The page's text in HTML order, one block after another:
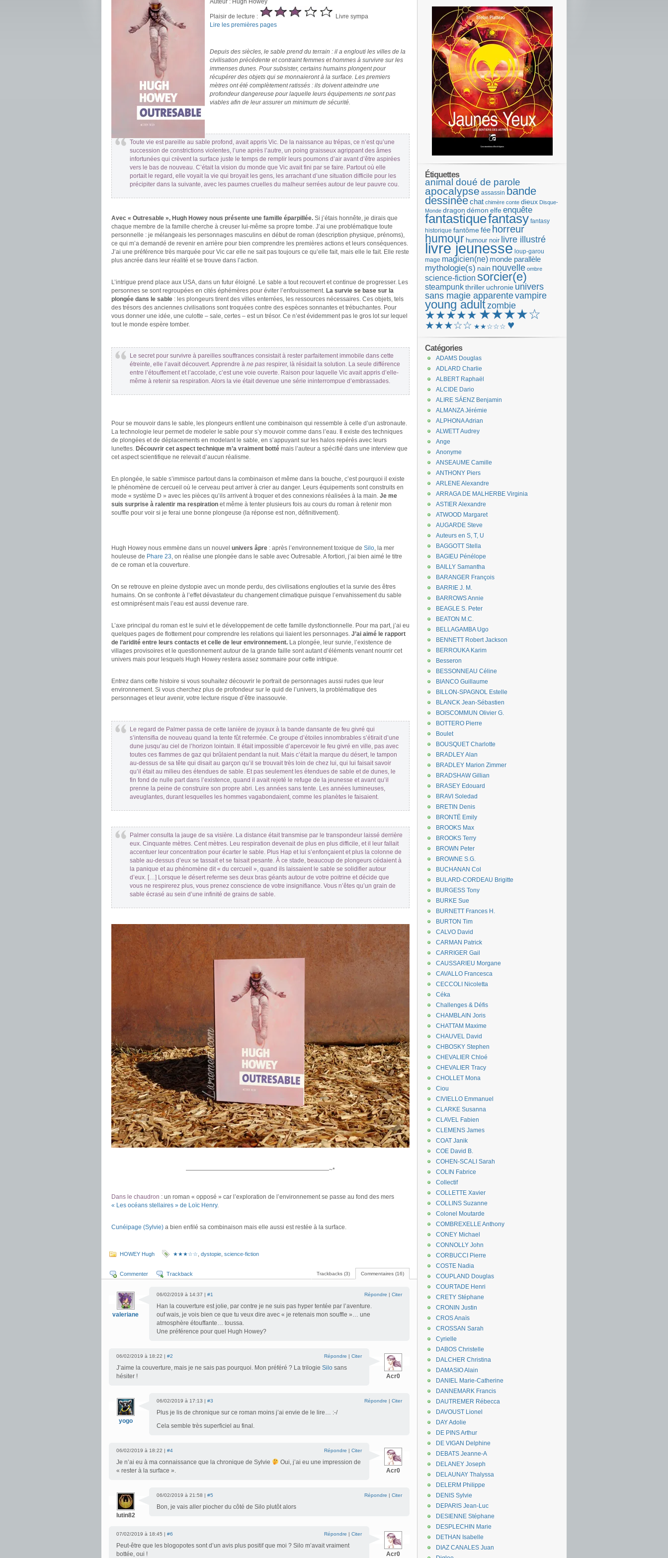
Auteur : Hugh Howey
Plaisir de lecture :
Livre sympa
Lire les premières pages
Depuis des siècles, le sable prend du terrain : il a englouti les villes de la
civilisation précédente et contraint femmes et hommes à survivre sur les
immenses dunes. Pour subsister, certains humains plongent pour
récupérer des objets qui se monnaieront à la surface. Les premiers
mètres ont été complètement ratissés : ils doivent atteindre une
profondeur dangereuse pour laquelle leurs équipements ne sont pas
viables afin de leur assurer un minimum de sécurité.
Toute vie est pareille au sable profond, avait appris Vic. De la naissance au trépas, ce n’est qu’une
succession de constrictions violentes, l’une après l’autre, un poing graisseux agrippant des âmes
infortunées qui crèvent la surface juste le temps de remplir leurs poumons d’air avant d’être aspirées
vers le bas de nouveau. C’était la vision du monde que Vic avait fini par se faire. Partout où elle
portait le regard, elle voyait la vie qui broyait les gens, les arrachant d’une situation difficile pour les
précipiter dans la suivante, avec les paumes cruelles du malheur serrées autour de leur pauvre cou.
Avec « Outresable », Hugh Howey nous présente une famille éparpillée. Si j’étais honnête, je dirais que
chaque membre de la famille cherche à creuser lui-même sa propre tombe. J’ai une problématique toute
personnelle : je mélangeais les personnages masculins en début de roman (description physique, prénoms),
ce qui m’a demandé de revenir en arrière pour bien comprendre les premières actions et leurs conséquences.
J’ai une préférence très marquée pour Vic car elle ne sait pas toujours ce qu’elle fait, mais elle le fait. Elle reste
plus ancrée dans leur réalité et se trouve dans l’action.
L’intrigue prend place aux USA, dans un futur éloigné. Le sable a tout recouvert et continue de progresser. Les
personnes se sont regroupées en cités éphémères pour éviter l’enfouissement. La survie se base sur la
plongée dans le sable : les plongeurs tirent des villes enterrées, les ressources nécessaires. Ces objets, tels
des trésors des anciennes civilisations sont troquées contre des espèces sonnantes et trébuchantes. Pour
vous donner une idée, une culotte – sale, certes – est un trésor. Ce n’est évidemment pas le gros lot sur lequel
tout le monde espère tomber.
Le secret pour survivre à pareilles souffrances consistait à rester parfaitement immobile dans cette
étreinte, elle l’avait découvert. Apprendre à ne pas respirer, là résidait la solution. La seule différence
entre l’étouffement et l’accolade, c’est une voie ouverte. Raison pour laquelle Vic avait appris d’elle-
même à retenir sa respiration. Alors la vie était devenue une série ininterrompue d’embrassades.
Pour se mouvoir dans le sable, les plongeurs enfilent une combinaison qui ressemble à celle d’un astronaute.
La technologie leur permet de modeler le sable pour s’y mouvoir comme dans l’eau. Il existe des techniques
de plongées et de déplacements en modelant le sable, en s’appuyant sur les halos repérés avec leurs
lunettes. Découvrir cet aspect technique m’a vraiment botté mais l’auteur a spécifié dans une interview que
cet aspect scientifique ne relevait d’aucun réalisme.
En plongée, le sable s’immisce partout dans la combinaison et même dans la bouche, c’est pourquoi il existe
le phénomène de cercueil où le cerveau peut arriver à crier au danger. Leurs équipements sont construits en
mode « système D » avec les pièces qu’ils arrivent à troquer et des connexions réalisées à la main. Je me
suis surprise à ralentir ma respiration et même à tenter plusieurs fois au cours du roman à retenir mon
souffle pour voir si je ferai une bonne plongeuse (la réponse est non, définitivement).
Hugh Howey nous emmène dans un nouvel univers âpre : après l’environnement toxique de Silo, la mer
houleuse de Phare 23, on réalise une plongée dans le sable avec Outresable. A fortiori, j’ai bien aimé le titre
de ce roman et la couverture.
On se retrouve en pleine dystopie avec un monde perdu, des civilisations englouties et la survie des êtres
humains. On se confronte à l’effet dévastateur du changement climatique puisque l’envahissement du sable
est omniprésent mais l’eau est aussi devenue rare.
L’axe principal du roman est le suivi et le développement de cette famille dysfonctionnelle. Pour ma part, j’ai eu
quelques pages de flottement pour comprendre les relations qui liaient les personnages. J’ai aimé le rapport
de l’aridité entre leurs contacts et celle de leur environnement. La plongée, leur survie, l’existence de
villages provisoires et le questionnement autour de la grande faille sont autant d’éléments venant nourrir cet
univers mais pour lesquels Hugh Howey restera assez sommaire pour cette intrigue.
Entrez dans cette histoire si vous souhaitez découvrir le portrait de personnages aussi rudes que leur
environnement. Si vous cherchez plus de profondeur sur le quid de l’univers, la problématique des
personnages et leur avenir, votre lecture risque d’être inassouvie.
Le regard de Palmer passa de cette lanière de joyaux à la bande dansante de feu givré qui
s’intensifia de nouveau quand la tente fût refermée. Ce groupe d’étoiles innombrables s’étirait d’une
dune jusqu’au ciel de l’horizon lointain. Il était impossible d’apercevoir le feu givré en ville, pas avec
toutes ces flammes de gaz qui brûlaient pendant la nuit. Mais c’était la marque du désert, le tampon
au-dessus de sa tête qui disait au garçon qu’il se trouvait très loin de chez lui, qui lui faisait savoir
qu’il était au milieu des étendues de sable. Et pas seulement les étendues de sable et de dunes, le
fin fond de nulle part dans l’existence, quand il avait rejeté le refuge de la jeunesse et avant qu’il
prenne la peine de construire son propre abri. Les années sans tente. Les années lumineuses,
aveuglantes, durant lesquelles les hommes vagabondaient, comme les planètes le faisaient.
Palmer consulta la jauge de sa visière. La distance était transmise par le transpondeur laissé derrière
eux. Cinquante mètres. Cent mètres. Leu respiration devenait de plus en plus difficile, et il leur fallait
accentuer leur concentration pour écarter le sable. Plus Hap et lui s’enfonçaient et plus la colonne de
sable au-dessus d’eux se tassait et se faisait pesante. À ce stade, beaucoup de plongeurs cédaient à
la panique et au phénomène dit « du cercueil », quand ils laissaient le sable se solidifier autour
d’eux. […] Lorsque le désert referme ses deux bras géants autour de votre poitrine et décide que
vous ne respirerez plus, vous prenez conscience de votre insignifiance. Vous n’êtes qu’un grain de
sable écrasé au sein d’une infinité de grains de sable.
————————————————————————~*
Dans le chaudron : un roman « opposé » car l’exploration de l’environnement se passe au fond des mers
« Les océans stellaires » de Loïc Henry.
Cunéipage (Sylvie) a bien enfilé sa combinaison mais elle aussi est restée à la surface.
HOWEY Hugh ★★★☆☆ dystopie science-fiction
Commentaires (16)
Trackbacks (3)
Commenter Trackback
valeriane
06/02/2019 à 14:37 | #1 Répondre | Citer
Han la couverture est jolie, par contre je ne suis pas hyper tentée par l’aventure.
ouf wais, je vois bien ce que tu veux dire avec « je retenais mon souffle »… une
atmosphère étouffante… toussa.
Une préférence pour quel Hugh Howey?
Acr0
06/02/2019 à 18:22 | #2 Répondre | Citer
J’aime la couverture, mais je ne sais pas pourquoi. Mon préféré ? La trilogie Silo sans
hésiter !
yogo
06/02/2019 à 17:13 | #3 Répondre | Citer
Plus je lis de chronique sur ce roman moins j’ai envie de le lire… :-/
Cela semble très superficiel au final.
Acr0
06/02/2019 à 18:22 | #4 Répondre | Citer
Je n’ai eu à ma connaissance que la chronique de Sylvie
Oui, j’ai eu une impression de
« rester à la surface ».
lutin82
06/02/2019 à 21:58 | #5 Répondre | Citer
Bon, je vais aller piocher du côté de Silo plutôt alors
Acr0
07/02/2019 à 18:45 | #6 Répondre | Citer
Peut-être que les blogopotes sont d’un avis plus positif que moi ? Silo m’avait vraiment
bottée, oui !
Étiquettes
animal doué de parole
apocalypse assassin bande
dessinéechat chimère conte dieux Disque-
Monde dragon démon elfeenquête
fantastiquefantasy fantasy
historique fantômefée horreur
humour humour noir livre illustré
livre jeunesse loup-garou
mage magicien(ne) monde parallèle
mythologie(s) nain nouvelle ombre
science-fiction sorcier(e)
steampunkthriller uchronie univers
sans magie apparentevampire
young adultzombie
★★★★★ ★★★★☆
★★★☆☆ ★★☆☆☆ ♥
Catégories
ADAMS Douglas
ADLARD Charlie
ALBERT Raphaël
ALCIDE Dario
ALIRE SÁENZ Benjamin
ALMANZA Jérémie
ALPHONA Adrian
ALWETT Audrey
Ange
Anonyme
ANSEAUME Camille
ANTHONY Piers
ARLENE Alexandre
ARRAGA DE MALHERBE Virginia
ASTIER Alexandre
ATWOOD Margaret
AUGARDE Steve
Auteurs en S, T, U
BAGGOTT Stella
BAGIEU Pénélope
BAILLY Samantha
BARANGER François
BARRIE J. M.
BARROWS Annie
BEAGLE S. Peter
BEATON M.C.
BELLAGAMBA Ugo
BENNETT Robert Jackson
BERROUKA Karim
Besseron
BESSONNEAU Céline
BIANCO Guillaume
BILLON-SPAGNOL Estelle
BLANCK Jean-Sébastien
BOISCOMMUN Olivier G.
BOTTERO Pierre
Boulet
BOUSQUET Charlotte
BRADLEY Alan
BRADLEY Marion Zimmer
BRADSHAW Gillian
BRASEY Edouard
BRAVI Soledad
BRETIN Denis
BRONTË Emily
BROOKS Max
BROOKS Terry
BROWN Peter
BROWNE S.G.
BUCHANAN Col
BULARD-CORDEAU Brigitte
BURGESS Tony
BURKE Sue
BURNETT Frances H.
BURTON Tim
CALVO David
CARMAN Patrick
CARRIGER Gail
CAUSSARIEU Morgane
CAVALLO Francesca
CECCOLI Nicoletta
Céka
Challenges & Défis
CHAMBLAIN Joris
CHATTAM Maxime
CHAUVEL David
CHBOSKY Stephen
CHEVALIER Chloé
CHEVALIER Tracy
CHOLLET Mona
Ciou
CIVIELLO Emmanuel
CLARKE Susanna
CLAVEL Fabien
CLEMENS James
COAT Janik
COE David B.
COHEN-SCALI Sarah
COLIN Fabrice
Collectif
COLLETTE Xavier
COLLINS Suzanne
Colonel Moutarde
COMBREXELLE Anthony
CONEY Michael
CONNOLLY John
CORBUCCI Pierre
COSTE Nadia
COUPLAND Douglas
COURTADE Henri
CRETY Stéphane
CRONIN Justin
CROS Anaïs
CROSSAN Sarah
Cyrielle
DABOS Christelle
DALCHER Christina
DAMASIO Alain
DANIEL Marie-Catherine
DANNEMARK Francis
DAUTREMER Rébecca
DAVOUST Lionel
DAY Adolie
DE PINS Arthur
DE VIGAN Delphine
DEBATS Jeanne-A
DELANEY Joseph
DELAUNAY Thalyssa
DELERM Philippe
DENIS Sylvie
DEPARIS Jean-Luc
DESIENNE Stéphane
DESPLECHIN Marie
DETHAN Isabelle
DIAZ CANALES Juan